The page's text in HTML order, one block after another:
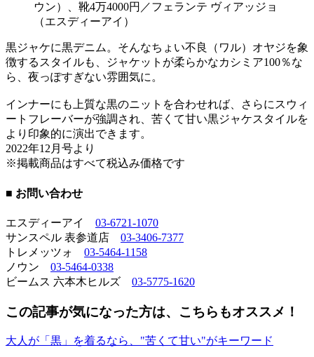
ウン）、靴4万4000円／フェランテ ヴィアッジョ
（エスディーアイ）
黒ジャケに黒デニム。そんなちょい不良（ワル）オヤジを象
徴するスタイルも、ジャケットが柔らかなカシミア100％な
ら、夜っぽすぎない雰囲気に。
インナーにも上質な黒のニットを合わせれば、さらにスウィ
ートフレーバーが強調され、苦くて甘い黒ジャケスタイルを
より印象的に演出できます。
2022年12月号より
※掲載商品はすべて税込み価格です
■ お問い合わせ
エスディーアイ 03-6721-1070
サンスペル 表参道店 03-3406-7377
トレメッツォ 03-5464-1158
ノウン 03-5464-0338
ビームス 六本木ヒルズ 03-5775-1620
この記事が気になった方は、こちらもオススメ！
大人が「黒」を着るなら、"苦くて甘い"がキーワード